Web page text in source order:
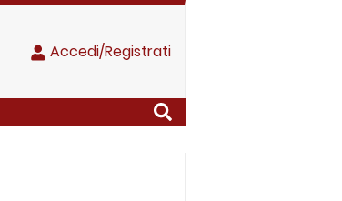
Accedi/Registrati